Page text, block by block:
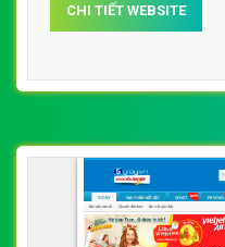
CHI TIẾT WEBSITE